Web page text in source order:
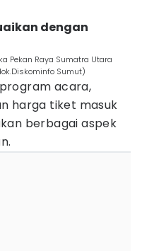
dengan
Pekan Raya Sumatra Utara
Sumut)
acara,
harga tiket masuk
berbagai aspek